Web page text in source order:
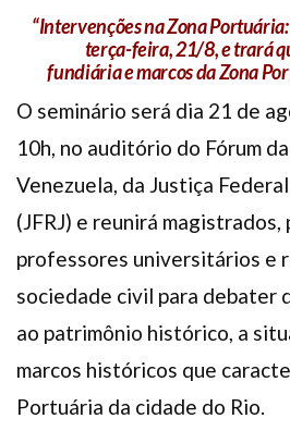
“Intervenções na Zona
terça-feira, 21/8, e trará
fundiária e marcos da Zona
O seminário será dia 21 de
10h, no auditório do Fórum
Venezuela, da Justiça
(JFRJ) e reunirá magistrados,
professores universitários e
sociedade civil para debater
ao patrimônio histórico, a
marcos históricos que
Portuária da cidade do Rio.